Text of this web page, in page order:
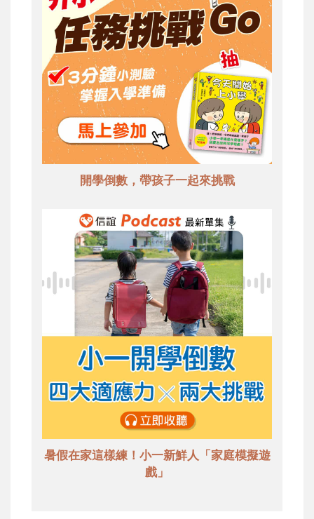
開學倒數，帶孩子一起來挑戰
暑假在家這樣練！小一新鮮人「家庭模擬遊
戲」